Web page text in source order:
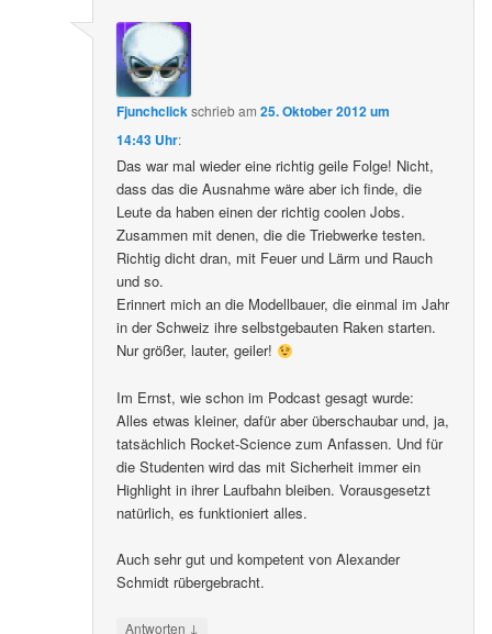
Fjunchclickschriebam25. Oktober 2012 um
14:43 Uhr:
Das war mal wieder eine richtig geile Folge! Nicht,
dass das die Ausnahme wäre aber ich finde, die
Leute da haben einen der richtig coolen Jobs.
Zusammen mit denen, die die Triebwerke testen.
Richtig dicht dran, mit Feuer und Lärm und Rauch
und so.
Erinnert mich an die Modellbauer, die einmal im Jahr
in der Schweiz ihre selbstgebauten Raken starten.
Nur größer, lauter, geiler!
Im Ernst, wie schon im Podcast gesagt wurde:
Alles etwas kleiner, dafür aber überschaubar und, ja,
tatsächlich Rocket-Science zum Anfassen. Und für
die Studenten wird das mit Sicherheit immer ein
Highlight in ihrer Laufbahn bleiben. Vorausgesetzt
natürlich, es funktioniert alles.
Auch sehr gut und kompetent von Alexander
Schmidt rübergebracht.
Antworten ↓